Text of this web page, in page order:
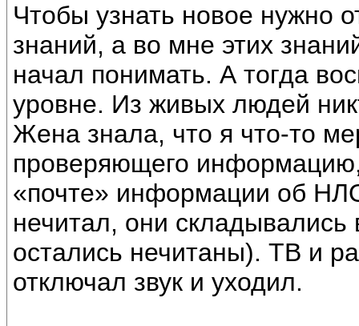
Чтобы узнать новое нужно
знаний, а во мне этих
начал понимать. А тогда
уровне. Из живых людей
Жена знала, что я что-то
проверяющего
«почте» информации об
нечитал, они складывались
остались нечитаны). ТВ и
отключал звук и уходил.